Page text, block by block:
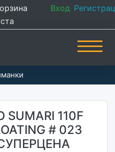
Вход
110F
# 023
СУПЕРЦЕНА